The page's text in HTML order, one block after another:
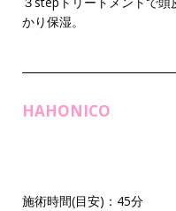
かり保湿。
HAHONICO
施術時間(目安)：45分